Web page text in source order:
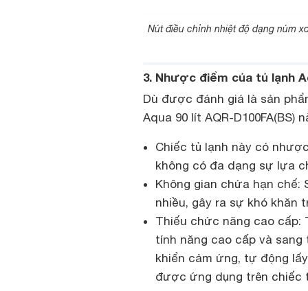
Nút điều chỉnh nhiệt độ dạng núm
3. Nhược điểm của tủ lạnh
Dù được đánh giá là sản
Aqua 90 lít AQR-
Chiếc tủ lạnh này có
không có đa dạng sự lựa
Không gian chứa hạn
nhiều, gây ra sự khó khăn
Thiếu chức năng cao cấp:
tính năng cao cấp và
khiển cảm ứng, tự động
được ứng dụng trên chiếc